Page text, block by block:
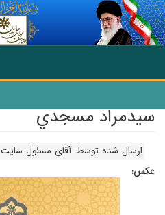
انتقال به محتوای اصلی
سيدمراد مسجدي
ارسال شده توسط آقای مسئول سایت
عکس: